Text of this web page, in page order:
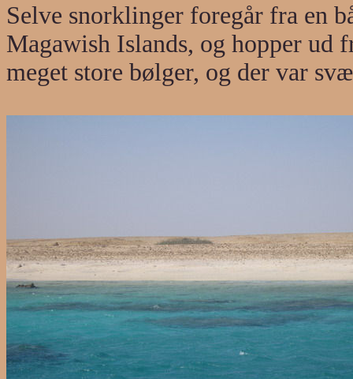
Selve snorklinger foregår fra en
Magawish Islands, og hopper ud
meget store bølger, og der var